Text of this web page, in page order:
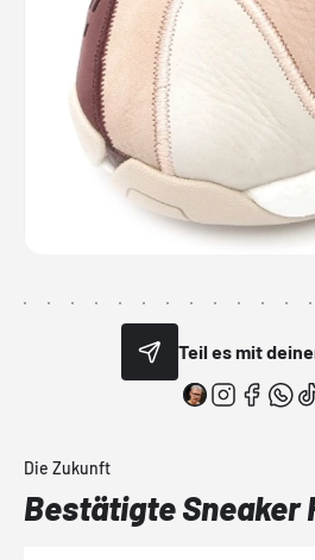
Teil es mit
Die Zukunft
Bestätigte Sneaker